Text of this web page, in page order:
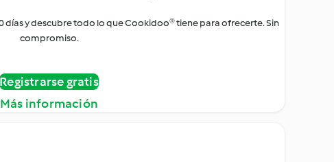
días y descubre todo lo que Cookidoo® tiene para ofrecerte. Sin
compromiso.
Registrarse gratis
Más información